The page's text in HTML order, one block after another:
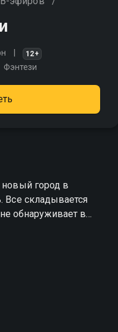
12+
Фэнтези
город в
Все складывается
обнаруживает в
Грачи держит свой